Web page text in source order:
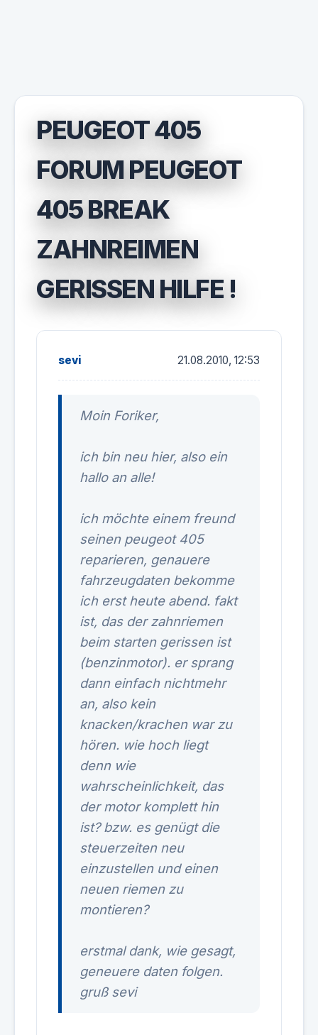
PEUGEOT 405
FORUM PEUGEOT
405 BREAK
ZAHNREIMEN
GERISSEN HILFE !
sevi 21.08.2010, 12:53
Moin Foriker,
ich bin neu hier, also ein
hallo an alle!
ich möchte einem freund
seinen peugeot 405
reparieren, genauere
fahrzeugdaten bekomme
ich erst heute abend. fakt
ist, das der zahnriemen
beim starten gerissen ist
(benzinmotor). er sprang
dann einfach nichtmehr
an, also kein
knacken/krachen war zu
hören. wie hoch liegt
denn wie
wahrscheinlichkeit, das
der motor komplett hin
ist? bzw. es genügt die
steuerzeiten neu
einzustellen und einen
neuen riemen zu
montieren?
erstmal dank, wie gesagt,
geneuere daten folgen.
gruß sevi